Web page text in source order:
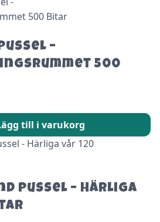
kr.
–
500
till i varukorg
Pussel – Härliga